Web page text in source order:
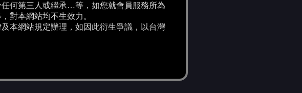
何第三人或繼承…等，如您就會員服務所為
對本網站均不生效力。
本網站規定辦理，如因此衍生爭議，以台灣